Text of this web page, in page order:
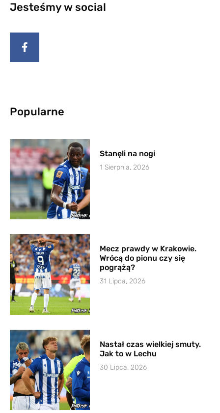
Jesteśmy w social
Popularne
Stanęli na nogi
1 Sierpnia, 2026
Mecz prawdy w Krakowie.
Wrócą do pionu czy się
pogrążą?
31 Lipca, 2026
Nastał czas wielkiej smuty.
Jak to w Lechu
30 Lipca, 2026